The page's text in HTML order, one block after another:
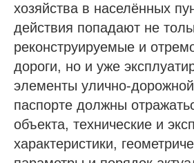
хозяйства в населённых
действия попадают не
реконструируемые и
дороги, но и уже
элементы улично-
паспорте должны
объекта, технические и
характеристики,